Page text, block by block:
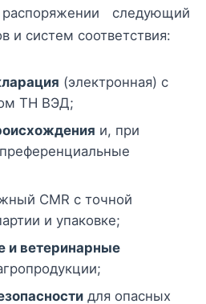
следующий
и систем соответствия:
(электронная) с
ТН ВЭД;
и, при
CMR с точной
и упаковке;
и ветеринарные
для опасных